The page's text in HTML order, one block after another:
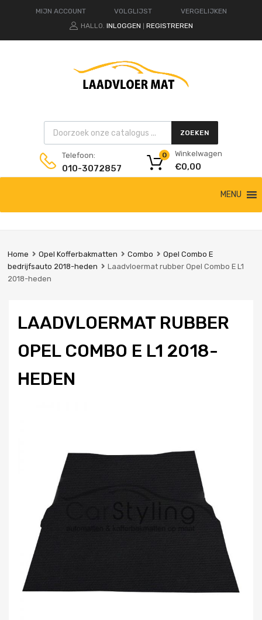
MIJN ACCOUNT VOLGLIJST
VERGELIJKEN
HALLO. INLOGGEN REGISTREREN
Products search ZOEKEN
Telefoon:
010-3072857
Winkelwagen
€0,00
0
de
MENU
Home Opel Kofferbakmatten Combo
Opel Combo E
bedrijfsauto 2018-heden
Laadvloermat rubber Opel Combo E L1
2018-heden
LAADVLOERMAT RUBBER
OPEL COMBO E L1 2018-
HEDEN